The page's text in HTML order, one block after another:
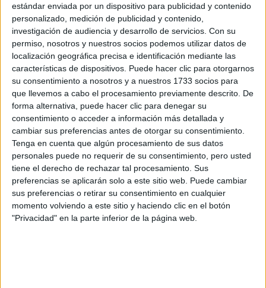
estándar enviada por un dispositivo para publicidad y contenido
personalizado, medición de publicidad y contenido,
investigación de audiencia y desarrollo de servicios. Con su
permiso, nosotros y nuestros socios podemos utilizar datos de
localización geográfica precisa e identificación mediante las
características de dispositivos. Puede hacer clic para otorgarnos
su consentimiento a nosotros y a nuestros 1733 socios para
que llevemos a cabo el procesamiento previamente descrito. De
forma alternativa, puede hacer clic para denegar su
consentimiento o acceder a información más detallada y
cambiar sus preferencias antes de otorgar su consentimiento.
Tenga en cuenta que algún procesamiento de sus datos
personales puede no requerir de su consentimiento, pero usted
tiene el derecho de rechazar tal procesamiento. Sus
preferencias se aplicarán solo a este sitio web. Puede cambiar
sus preferencias o retirar su consentimiento en cualquier
momento volviendo a este sitio y haciendo clic en el botón
"Privacidad" en la parte inferior de la página web.
WRC
S-CER
ERC
CERA
CERT
Internacionales
Campeonatos Autonómicos
Históricos
Dakar
RallyCross
Circuitos
F1
Fórmula E
F2 / F3 / F4
Resistencia
Indycar
Otros